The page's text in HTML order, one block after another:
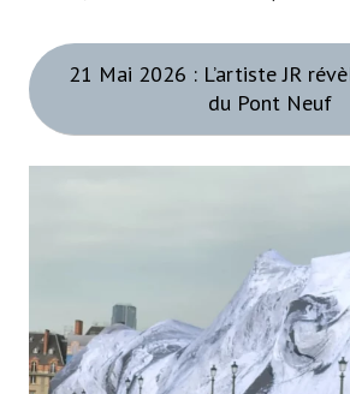
21 Mai 2026 : L’artiste JR
du Pont Neuf